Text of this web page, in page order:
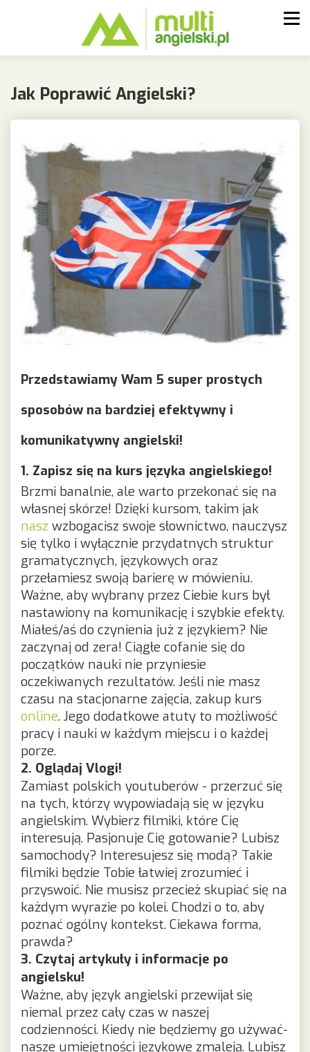
Jak Poprawić Angielski?
Przedstawiamy Wam 5 super prostych
sposobów na bardziej efektywny i
komunikatywny angielski!
1. Zapisz się na kurs języka angielskiego!
Brzmi banalnie, ale warto przekonać się na
własnej skórze! Dzięki kursom, takim jak
nasz wzbogacisz swoje słownictwo, nauczysz
się tylko i wyłącznie przydatnych struktur
gramatycznych, językowych oraz
przełamiesz swoją barierę w mówieniu.
Ważne, aby wybrany przez Ciebie kurs był
nastawiony na komunikację i szybkie efekty.
Miałeś/aś do czynienia już z językiem? Nie
zaczynaj od zera! Ciągłe cofanie się do
początków nauki nie przyniesie
oczekiwanych rezultatów. Jeśli nie masz
czasu na stacjonarne zajęcia, zakup kurs
online. Jego dodatkowe atuty to możliwość
pracy i nauki w każdym miejscu i o każdej
porze.
2. Oglądaj Vlogi!
Zamiast polskich youtuberów - przerzuć się
na tych, którzy wypowiadają się w języku
angielskim. Wybierz filmiki, które Cię
interesują. Pasjonuje Cię gotowanie? Lubisz
samochody? Interesujesz się modą? Takie
filmiki będzie Tobie łatwiej zrozumieć i
przyswoić. Nie musisz przecież skupiać się na
każdym wyrazie po kolei. Chodzi o to, aby
poznać ogólny kontekst. Ciekawa forma,
prawda?
3. Czytaj artykuły i informacje po
angielsku!
Ważne, aby język angielski przewijał się
niemal przez cały czas w naszej
codzienności. Kiedy nie będziemy go używać-
nasze umiejętności językowe zmaleją. Lubisz